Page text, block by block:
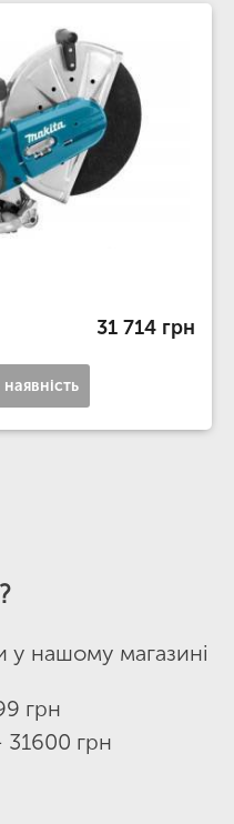
31 714 грн
у нашому магазині
грн
грн